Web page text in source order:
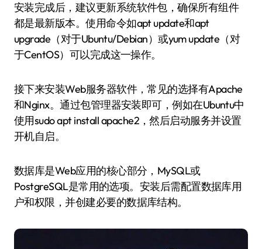
安装完成后，建议更新系统软件包，确保所有组件
都是最新版本。使用命令如apt update和apt
upgrade（对于Ubuntu/Debian）或yum update（对
于CentOS）可以完成这一操作。
接下来安装Web服务器软件，常见的选择有Apache
和Nginx。通过包管理器安装即可，例如在Ubuntu中
使用sudo apt install apache2，然后启动服务并设置
开机自启。
数据库是Web应用的核心部分，MySQL或
PostgreSQL是常用的选项。安装后需配置数据库用
户和权限，并创建必要的数据库结构。